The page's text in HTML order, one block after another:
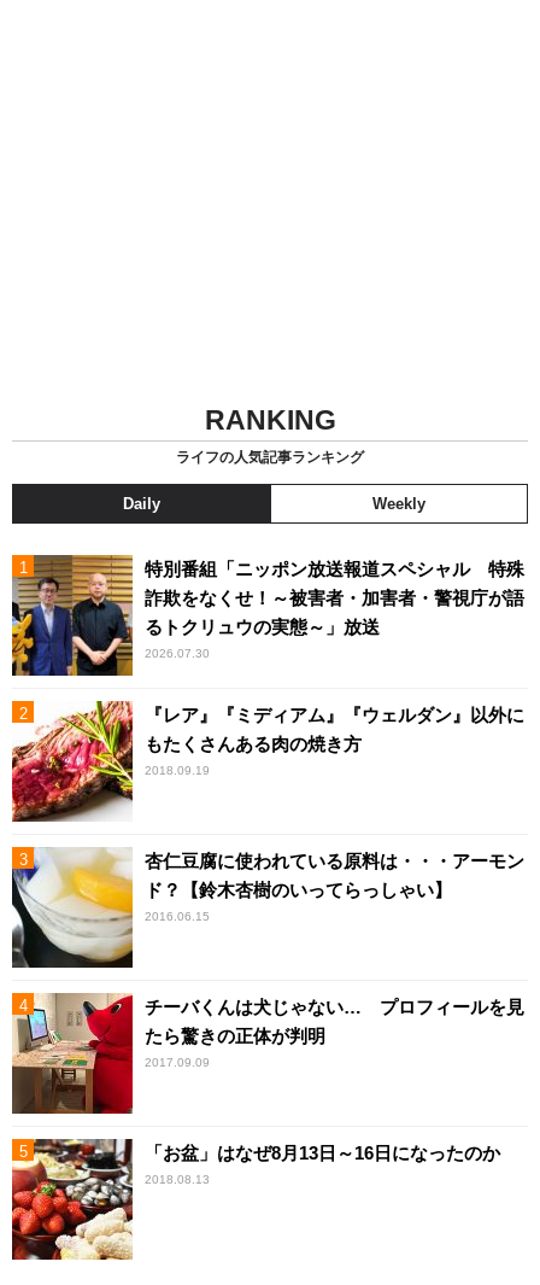
RANKING
ライフの人気記事ランキング
Daily Weekly
特別番組「ニッポン放送報道スペシャル 特殊
詐欺をなくせ！～被害者・加害者・警視庁が語
るトクリュウの実態～」放送
2026.07.30
『レア』『ミディアム』『ウェルダン』以外に
もたくさんある肉の焼き方
2018.09.19
杏仁豆腐に使われている原料は・・・アーモン
ド？【鈴木杏樹のいってらっしゃい】
2016.06.15
チーバくんは犬じゃない… プロフィールを見
たら驚きの正体が判明
2017.09.09
「お盆」はなぜ8月13日～16日になったのか
2018.08.13